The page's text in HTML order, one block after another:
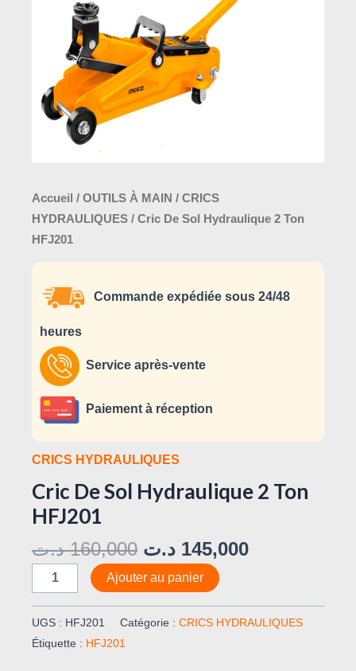
Accueil / OUTILS À MAIN / CRICS
HYDRAULIQUES / Cric De Sol Hydraulique 2 Ton
HFJ201
Commande expédiée sous 24/48
heures
Service après-vente
Paiement à réception
CRICS HYDRAULIQUES
Cric De Sol Hydraulique 2 Ton
HFJ201
160,000 د.ت 145,000 د.ت
HFJ201
Ajouter au panier
UGS : HFJ201 Catégorie : CRICS HYDRAULIQUES
Étiquette : HFJ201